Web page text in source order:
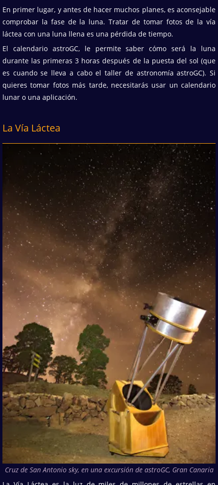
En primer lugar, y antes de hacer muchos planes, es aconsejable
comprobar la fase de la luna. Tratar de tomar fotos de la vía
láctea con una luna llena es una pérdida de tiempo.
El calendario astroGC, le permite saber cómo será la luna
durante las primeras 3 horas después de la puesta del sol (que
es cuando se lleva a cabo el taller de astronomía astroGC). Si
quieres tomar fotos más tarde, necesitarás usar un calendario
lunar o una aplicación.
La Vía Láctea
Cruz de San Antonio sky, en una excursión de astroGC, Gran Canaria